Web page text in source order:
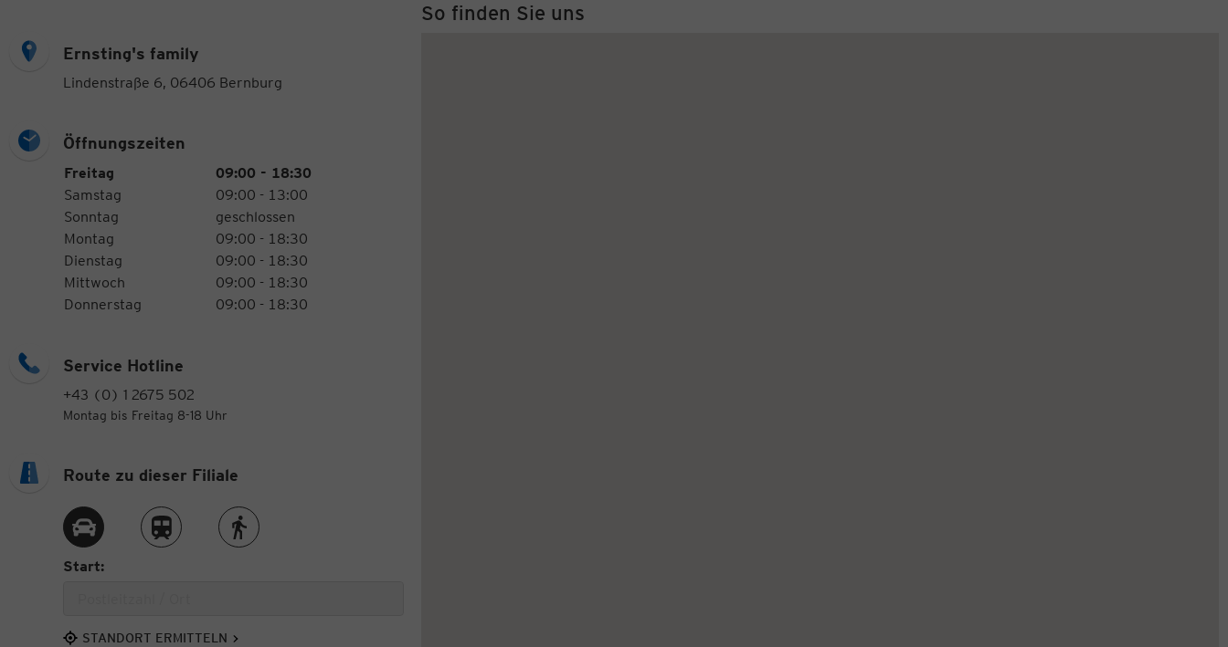
Ernsting's family
Lindenstraße 6, 06406 Bernburg
Öffnungszeiten
Öffnungszeiten
Wochentag
Freitag
09:00 - 18:30
Samstag
09:00 - 13:00
Sonntag
geschlossen
Montag
09:00 - 18:30
Dienstag
09:00 - 18:30
Mittwoch
09:00 - 18:30
Donnerstag
09:00 - 18:30
Service Hotline
+43 (0) 1 2675 502
Montag bis Freitag 8-18 Uhr
So finden Sie uns
Route zu dieser Filiale
Route per AutoRoute per ZugRoute zu Fuß
Start:
STANDORT ERMITTELN